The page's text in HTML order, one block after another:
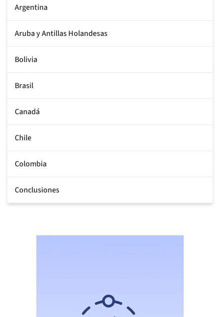
Argentina
Aruba y Antillas Holandesas
Bolivia
Brasil
Canadá
Chile
Colombia
Conclusiones